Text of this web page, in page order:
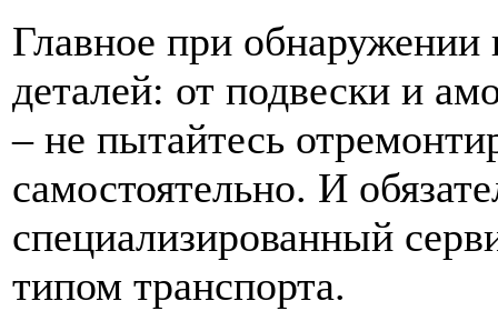
Главное при
деталей: от подвески и
– не пытайтесь
самостоятельно. И
специализированный
типом транспорта.